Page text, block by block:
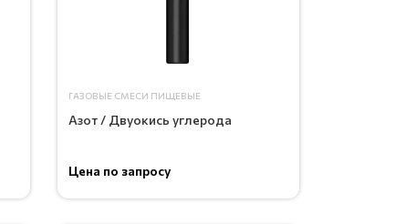
ГАЗОВЫЕ СМЕСИ ПИЩЕВЫЕ
Азот / Двуокись углерода
Цена по запросу